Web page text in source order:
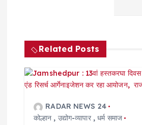
g
a
t
Related Posts
RADAR NEWS 24
कोल्हान , उद्योग-व्यापार,धर्म समाज